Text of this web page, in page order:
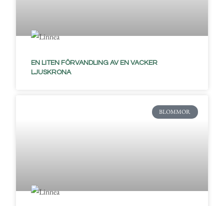
EN LITEN FÖRVANDLING AV EN VACKER
LJUSKRONA
BLOMMOR